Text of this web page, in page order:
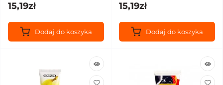
15,19zł
Dodaj do koszyka
15,19zł
Dodaj do koszyka